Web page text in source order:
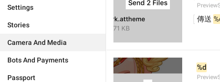
Settings
Stories
Camera And Media
Bots And Payments
Passport
傳送
%d